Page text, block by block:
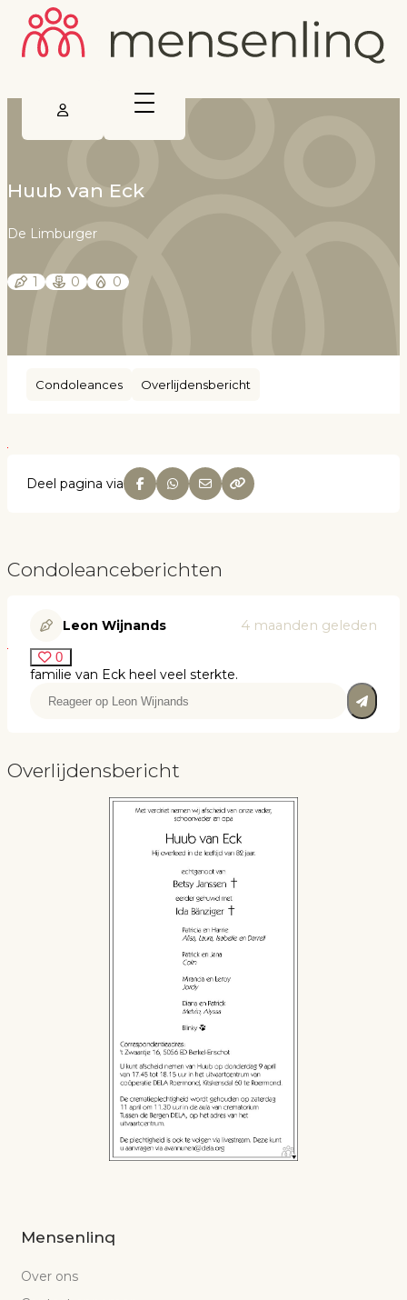
Huub van Eck
De Limburger
1 0 0
Condoleances Overlijdensbericht
Deel pagina via
Condoleanceberichten
Leon Wijnands 4 maanden geleden
0
familie van Eck heel veel sterkte.
Overlijdensbericht
Mensenlinq
Over ons